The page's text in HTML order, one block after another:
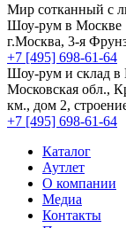
Мир сотканный с
Шоу-рум в Москве
г.Москва, 3-я
+7 [495] 698-61-64
Шоу-рум и склад в
Московская обл.,
км., дом 2,
+7 [495] 698-61-64
Каталог
Аутлет
О компании
Медиа
Контакты